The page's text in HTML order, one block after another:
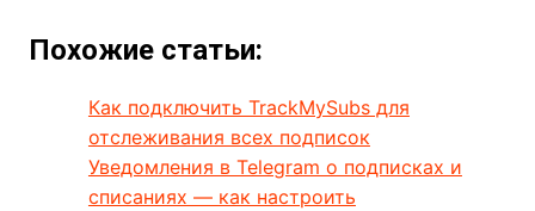
Похожие статьи:
Как подключить TrackMySubs для
отслеживания всех подписок
Уведомления в Telegram о подписках и
списаниях — как настроить